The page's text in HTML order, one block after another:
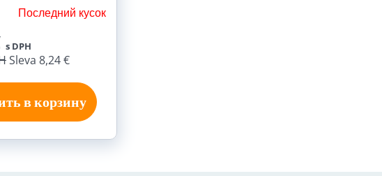
Последний кусок
s DPH
Sleva 8,24 €
в корзину